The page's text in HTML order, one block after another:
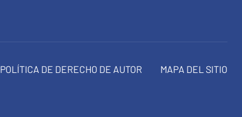
POLÍTICA DE DERECHO DE AUTOR
MAPA DEL SITIO